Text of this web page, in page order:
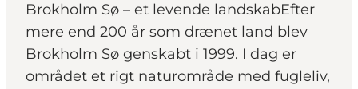
Brokholm Sø – et levende landskabEfter
mere end 200 år som drænet land blev
Brokholm Sø genskabt i 1999. I dag er
området et rigt naturområde med fugleliv,